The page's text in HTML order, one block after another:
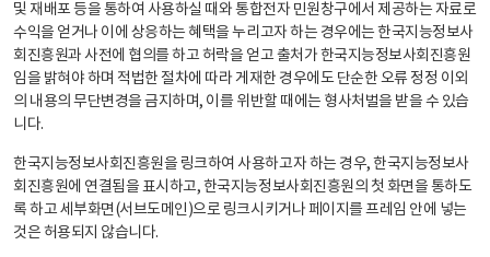
및 재배포 등을 통하여 사용하실 때와 통합전자 민원창구에서 제공하는 자료로
수익을 얻거나 이에 상응하는 혜택을 누리고자 하는 경우에는 한국지능정보사
회진흥원과 사전에 협의를 하고 허락을 얻고 출처가 한국지능정보사회진흥원
임을 밝혀야 하며 적법한 절차에 따라 게재한 경우에도 단순한 오류 정정 이외
의 내용의 무단변경을 금지하며, 이를 위반할 때에는 형사처벌을 받을 수 있습
니다.
한국지능정보사회진흥원을 링크하여 사용하고자 하는 경우, 한국지능정보사
회진흥원에 연결됨을 표시하고, 한국지능정보사회진흥원의 첫 화면을 통하도
록 하고 세부화면(서브도메인)으로 링크시키거나 페이지를 프레임 안에 넣는
것은 허용되지 않습니다.